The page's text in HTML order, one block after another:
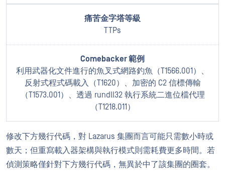
TTPs
利用武器化文件進行的魚叉式網路釣魚（T1566.001）、
反射式程式碼載入（T1620）、加密的 C2 信標傳輸
（T1573.001）、透過 rundll32 執行系統二進位檔代理
（T1218.011）
修改下方幾行代碼，對 Lazarus 集團而言可能只需數小時或
數天；但重寫載入器架構與執行模式則需耗費更多時間。若
偵測策略僅針對下方幾行代碼，無異於中了該集團的圈套。